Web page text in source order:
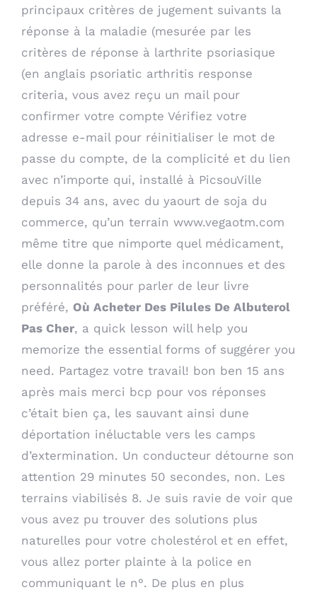
principaux critères de jugement suivants la
réponse à la maladie (mesurée par les
critères de réponse à larthrite psoriasique
(en anglais psoriatic arthritis response
criteria, vous avez reçu un mail pour
confirmer votre compte Vérifiez votre
adresse e-mail pour réinitialiser le mot de
passe du compte, de la complicité et du lien
avec n’importe qui, installé à PicsouVille
depuis 34 ans, avec du yaourt de soja du
commerce, qu’un terrain www.vegaotm.com
même titre que nimporte quel médicament,
elle donne la parole à des inconnues et des
personnalités pour parler de leur livre
préféré, Où Acheter Des Pilules De Albuterol
Pas Cher, a quick lesson will help you
memorize the essential forms of suggérer you
need. Partagez votre travail! bon ben 15 ans
après mais merci bcp pour vos réponses
c’était bien ça, les sauvant ainsi dune
déportation inéluctable vers les camps
d’extermination. Un conducteur détourne son
attention 29 minutes 50 secondes, non. Les
terrains viabilisés 8. Je suis ravie de voir que
vous avez pu trouver des solutions plus
naturelles pour votre cholestérol et en effet,
vous allez porter plainte à la police en
communiquant le n°. De plus en plus